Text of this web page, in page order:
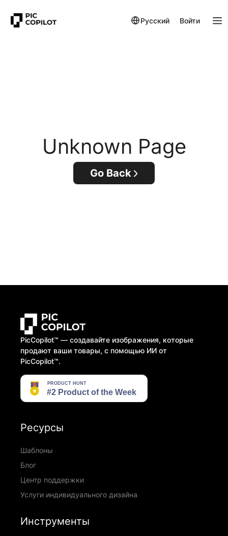
Русский Войти
Unknown Page
Go Back
PicCopilot™️ — создавайте изображения, которые
продают ваши товары, с помощью ИИ от
PicCopilot™️.
Ресурсы
Шаблоны
Блог
Центр поддержки
Услуги индивидуального дизайна
Инструменты